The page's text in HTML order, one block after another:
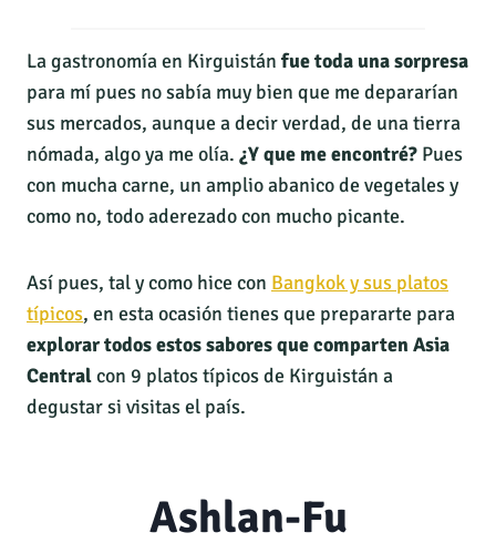
La gastronomía en Kirguistán fue toda una sorpresa
para mí pues no sabía muy bien que me depararían
sus mercados, aunque a decir verdad, de una tierra
nómada, algo ya me olía. ¿Y que me encontré? Pues
con mucha carne, un amplio abanico de vegetales y
como no, todo aderezado con mucho picante.
Así pues, tal y como hice con Bangkok y sus platos
típicos, en esta ocasión tienes que prepararte para
explorar todos estos saboresque comparten Asia
Centralcon 9 platos típicos de Kirguistán a
degustar si visitas el país.
Ashlan-Fu